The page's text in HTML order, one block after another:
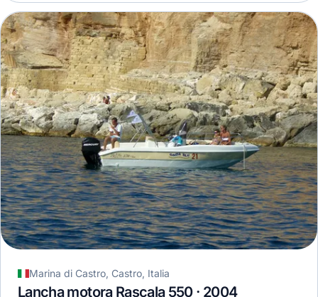
Marina di Castro, Castro, Italia
Lancha motora Rascala 550 · 2004